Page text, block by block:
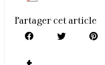
Partager cet article